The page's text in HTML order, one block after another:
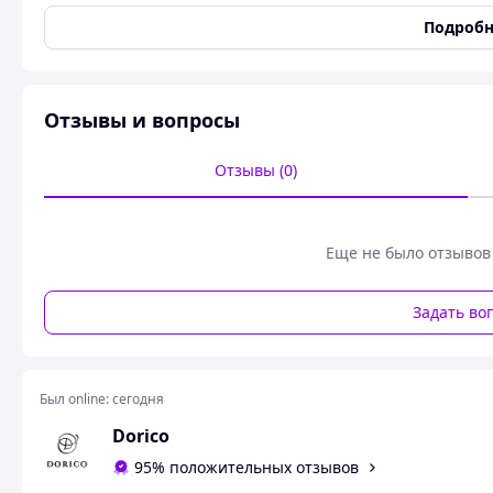
ВАЙБЕР +38 063 600 80 40
Особливості: зручні відділення, міцна фурнітура,
Похожие товары по характеристикам
Отзывы и вопросы
Отзывы (0)
Еще не было отзывов
Задать
Был online:сегодня
Dorico
95% положительных отзывов